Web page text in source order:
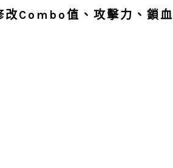
Combo值、攻擊力、鎖血